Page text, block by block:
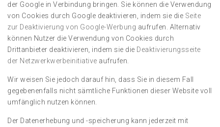
der Google in Verbindung bringen. Sie können die Verwendung
von Cookies durch Google deaktivieren, indem sie die Seite
zur Deaktivierung von Google-Werbung aufrufen. Alternativ
können Nutzer die Verwendung von Cookies durch
Drittanbieter deaktivieren, indem sie die Deaktivierungsseite
der Netzwerkwerbeinitiative aufrufen.
Wir weisen Sie jedoch darauf hin, dass Sie in diesem Fall
gegebenenfalls nicht sämtliche Funktionen dieser Website voll
umfänglich nutzen können.
Der Datenerhebung und -speicherung kann jederzeit mit